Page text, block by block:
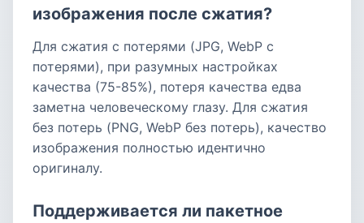
изображения после сжатия?
Для сжатия с потерями (JPG, WebP с
потерями), при разумных настройках
качества (75-85%), потеря качества едва
заметна человеческому глазу. Для сжатия
без потерь (PNG, WebP без потерь), качество
изображения полностью идентично
оригиналу.
Поддерживается ли пакетное